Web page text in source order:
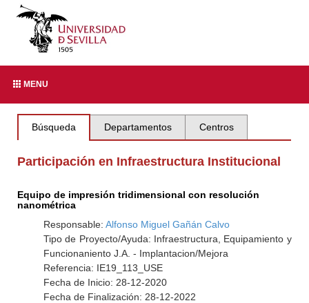
MENU
Búsqueda Departamentos Centros
Participación en Infraestructura Institucional
Equipo de impresión tridimensional con resolución
nanométrica
Responsable: Alfonso Miguel Gañán Calvo
Tipo de Proyecto/Ayuda: Infraestructura, Equipamiento y
Funcionaniento J.A. - Implantacion/Mejora
Referencia: IE19_113_USE
Fecha de Inicio: 28-12-2020
Fecha de Finalización: 28-12-2022